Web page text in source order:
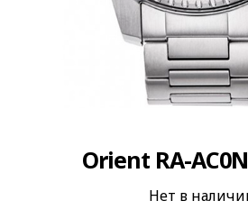
Orient RA-
Нет в